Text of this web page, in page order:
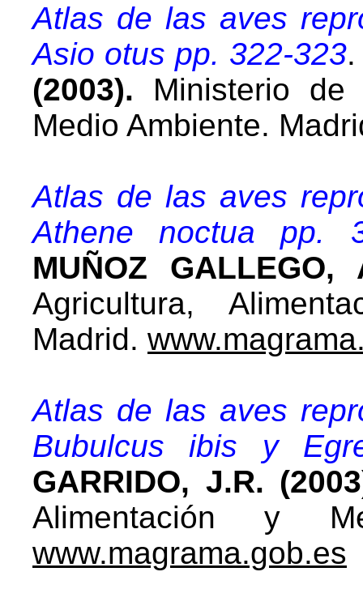
Atlas de las aves
Asio otus pp. 322-323
(2003). Ministerio de
Medio Ambiente.
Atlas de las aves
Athene noctua pp.
MUÑOZ GALLEGO,
Agricultura,
Madrid.
Atlas de las aves
Bubulcus ibis y
GARRIDO, J.R.
Alimentación y
www.magrama.gob.es